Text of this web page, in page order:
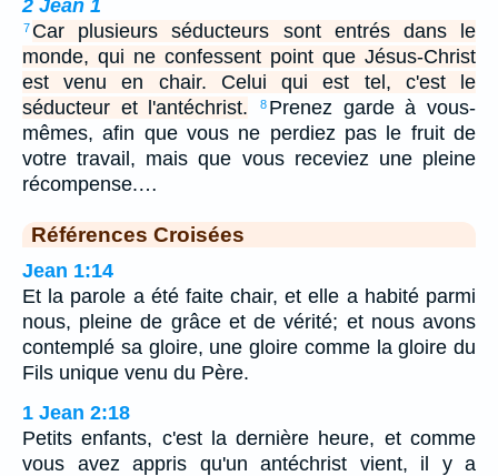
2 Jean 1
7 Car plusieurs séducteurs sont entrés dans le
monde, qui ne confessent point que Jésus-Christ
est venu en chair. Celui qui est tel, c'est le
séducteur et l'antéchrist.
8 Prenez garde à vous-
mêmes, afin que vous ne perdiez pas le fruit de
votre travail, mais que vous receviez une pleine
récompense.…
Références Croisées
Jean 1:14
Et la parole a été faite chair, et elle a habité parmi
nous, pleine de grâce et de vérité; et nous avons
contemplé sa gloire, une gloire comme la gloire du
Fils unique venu du Père.
1 Jean 2:18
Petits enfants, c'est la dernière heure, et comme
vous avez appris qu'un antéchrist vient, il y a